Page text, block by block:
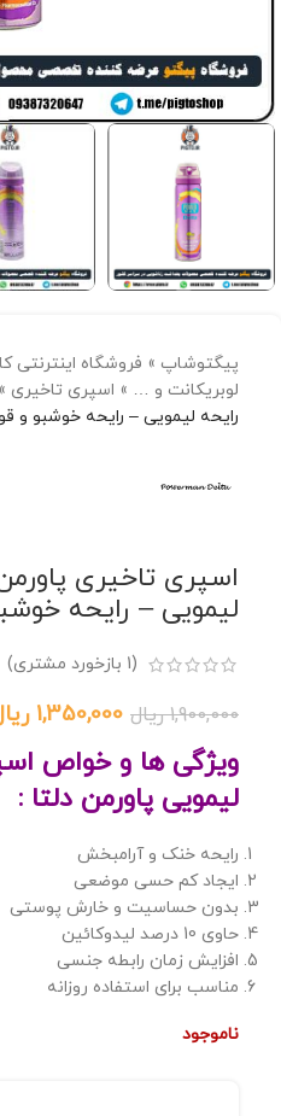
پیگتوشاپ » فروشگاه اینترنتی
لوبریکانت و … » اسپری تاخیری »
رایحه لیمویی – رایحه خوشبو و
اسپری تاخیری
لیمویی – رایحه
(
1 بازخورد مشتری)
1,900,000 ریال 1,350,000
ویژگی ها و خواص
لیمویی پاورمن دلتا :
رایحه خنک و آرامبخش
ایجاد کم حسی موضعی
بدون حساسیت و خارش پوستی
حاوی 10 درصد لیدوکائین
افزایش زمان رابطه جنسی
مناسب برای استفاده روزانه
ناموجود